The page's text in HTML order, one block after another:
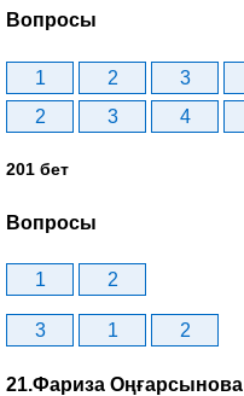
Вопросы
1 2 3
2
3 4
201 бет
Вопросы
1 2
3 1 2
21.Фариза Оңғарсынова